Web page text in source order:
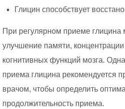
Глицин способствует
При регулярном приеме глицина
улучшение памяти,
когнитивных функций мозга.
приема глицина рекомендуется
врачом, чтобы определить
продолжительность приема.